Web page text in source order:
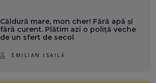
Căldură mare, mon cher! Fără apă și
fără curent. Plătim azi o poliță veche
de un sfert de secol
EMILIAN ISAILĂ